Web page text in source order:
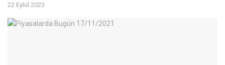
22 Eylül 2023